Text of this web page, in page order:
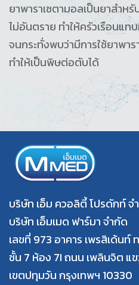
ยาพาราเซตามอลเป็นยาสำห
ไม่อันตราย ทำให้ครัวเรือนแ
จนกระทั่งพบว่ามีการใช้ยาพา
ทำให้เป็นพิษต่อตับได้
บริษัท เอ็ม ควอลิตี้ โปรดักท์ จ
บริษัท เอ็มเมด ฟาร์มา จำกัด
เลขที่ 973 อาคาร เพรสิเด้นท์
ชั้น 7 ห้อง 7I ถนน เพลินจิต แ
เขตปทุมวัน กรุงเทพฯ 10330